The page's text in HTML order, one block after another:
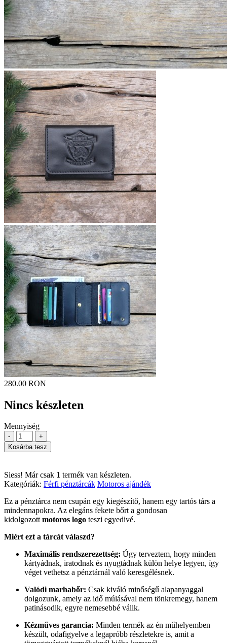
280.00 RON
Nincs készleten
Mennyiség
-
+
Kosárba tesz
Siess! Már csak 1 termék van készleten.
Kategóriák: Férfi pénztárcák Motoros ajándék
Ez a pénztárca nem csupán egy kiegészítő, hanem egy tartós társ a
mindennapokra. Az elegáns fekete bőrt a gondosan
kidolgozottmotoros logo teszi egyedivé.
Miért ezt a tárcát válaszd?
Maximális rendszerezettség: Úgy terveztem, hogy minden
kártyádnak, iratodnak és nyugtádnak külön helye legyen, így
véget vethetsz a pénztárnál való keresgélésnek.
Valódi marhabőr: Csak kiváló minőségű alapanyaggal
dolgozunk, amely az idő múlásával nem tönkremegy, hanem
patinásodik, egyre nemesebbé válik.
Kézműves garancia: Minden termék az én műhelyemben
készült, odafigyelve a legapróbb részletekre is, amit a